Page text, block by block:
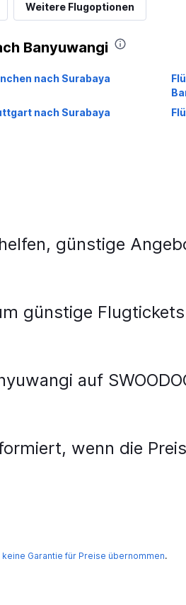
Weitere Flugoptionen
Banyuwangi
nach Surabaya
nach Surabaya
günstige
günstige
auf
wenn die
Garantie für Preise übernommen.